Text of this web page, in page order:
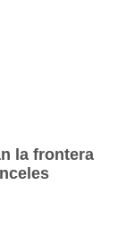
la frontera